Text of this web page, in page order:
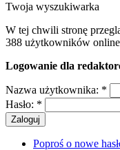
Twoja wyszukiwarka
W tej chwili stronę
388 użytkowników
Logowanie dla
Nazwa użytkownika: *
Hasło: *
Poproś o nowe